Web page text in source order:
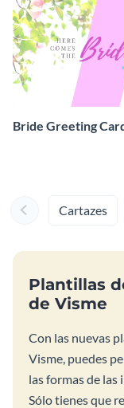
Bride Greeting
Cartazes
Plantillas
de Visme
Con las nuevas
Visme, puedes
las formas de las
Sólo tienes que